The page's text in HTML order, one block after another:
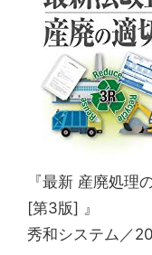
『最新 産廃処理
[第3版] 』
秀和システム／